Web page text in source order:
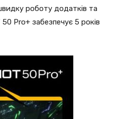
роботу додатків та
Pro+ забезпечує 5 років